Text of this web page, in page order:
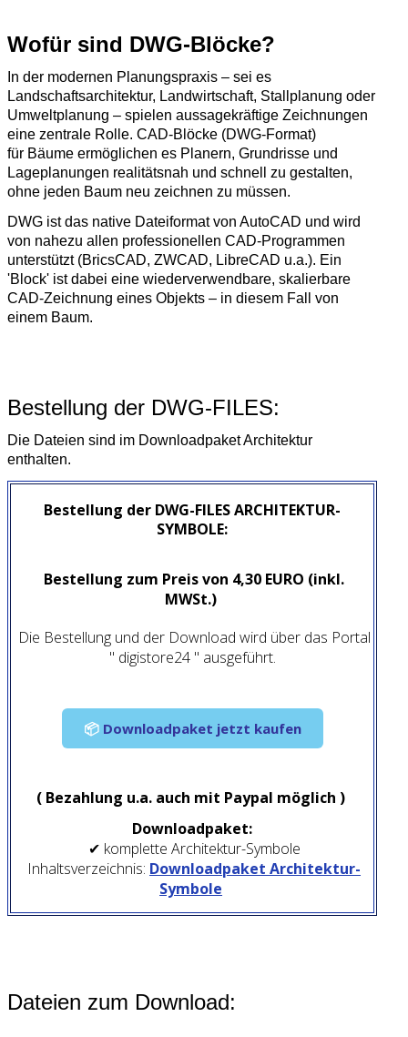
Wofür sind DWG-Blöcke?
In der modernen Planungspraxis – sei es
Landschaftsarchitektur, Landwirtschaft, Stallplanung oder
Umweltplanung – spielen aussagekräftige Zeichnungen
eine zentrale Rolle. CAD-Blöcke (DWG-Format)
für Bäume ermöglichen es Planern, Grundrisse und
Lageplanungen realitätsnah und schnell zu gestalten,
ohne jeden Baum neu zeichnen zu müssen.
DWG ist das native Dateiformat von AutoCAD und wird
von nahezu allen professionellen CAD-Programmen
unterstützt (BricsCAD, ZWCAD, LibreCAD u.a.). Ein
'Block' ist dabei eine wiederverwendbare, skalierbare
CAD-Zeichnung eines Objekts – in diesem Fall von
einem Baum.
Bestellung der DWG-FILES:
Die Dateien sind im Downloadpaket Architektur
enthalten.
Bestellung der DWG-FILES ARCHITEKTUR-
SYMBOLE:
Bestellung zum Preis von 4,30 EURO (inkl.
MWSt.)
Die Bestellung und der Download wird über das Portal
" digistore24 " ausgeführt.
📦Downloadpaket jetzt kaufen
( Bezahlung u.a. auch mit Paypal möglich )
Downloadpaket:
✔ komplette Architektur-Symbole
Inhaltsverzeichnis: Downloadpaket Architektur-
Symbole
Dateien zum Download: